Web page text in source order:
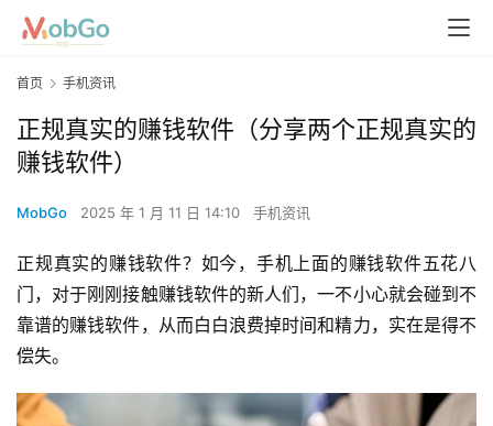
首页 手机资讯
正规真实的赚钱软件（分享两个正规真实的
赚钱软件）
MobGo 2025 年 1 月 11 日 14:10 手机资讯
正规真实的赚钱软件？如今，手机上面的赚钱软件五花八
门，对于刚刚接触赚钱软件的新人们，一不小心就会碰到不
靠谱的赚钱软件，从而白白浪费掉时间和精力，实在是得不
偿失。